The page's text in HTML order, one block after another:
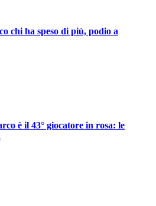
chi ha speso di più, podio a
è il 43° giocatore in rosa: le